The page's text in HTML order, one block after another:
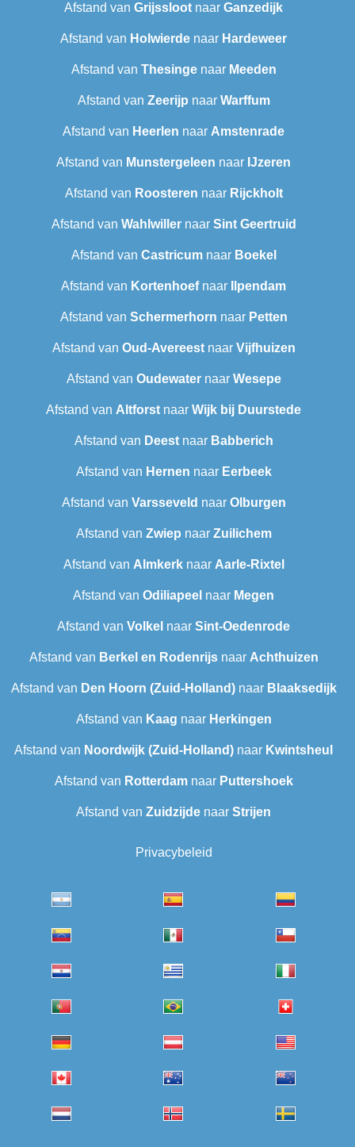
Afstand van Grijssloot naar Ganzedijk
Afstand van Holwierde naar Hardeweer
Afstand van Thesingenaar Meeden
Afstand van Zeerijp naar Warffum
Afstand van Heerlen naar Amstenrade
Afstand van Munstergeleen naar IJzeren
Afstand van Roosteren naar Rijckholt
Afstand van Wahlwillernaar Sint Geertruid
Afstand van Castricumnaar Boekel
Afstand van Kortenhoefnaar Ilpendam
Afstand van Schermerhorn naar Petten
Afstand van Oud-Avereestnaar Vijfhuizen
Afstand van Oudewaternaar Wesepe
Afstand van Altforst naar Wijk bij Duurstede
Afstand van Deestnaar Babberich
Afstand van Hernen naar Eerbeek
Afstand van Varsseveld naar Olburgen
Afstand van Zwiep naar Zuilichem
Afstand van Almkerknaar Aarle-Rixtel
Afstand van Odiliapeel naar Megen
Afstand van Volkel naar Sint-Oedenrode
Afstand van Berkel en Rodenrijsnaar Achthuizen
Afstand van Den Hoorn (Zuid-Holland)naar Blaaksedijk
Afstand van Kaag naar Herkingen
Afstand van Noordwijk (Zuid-Holland) naar Kwintsheul
Afstand van Rotterdamnaar Puttershoek
Afstand van Zuidzijde naar Strijen
Privacybeleid